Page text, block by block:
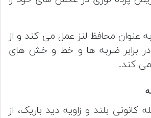
عنوان محافظ لنز عمل می کند و از
برابر ضربه ها و خط و خش های
کند.
کانونی بلند و زاویه دید باریک، از